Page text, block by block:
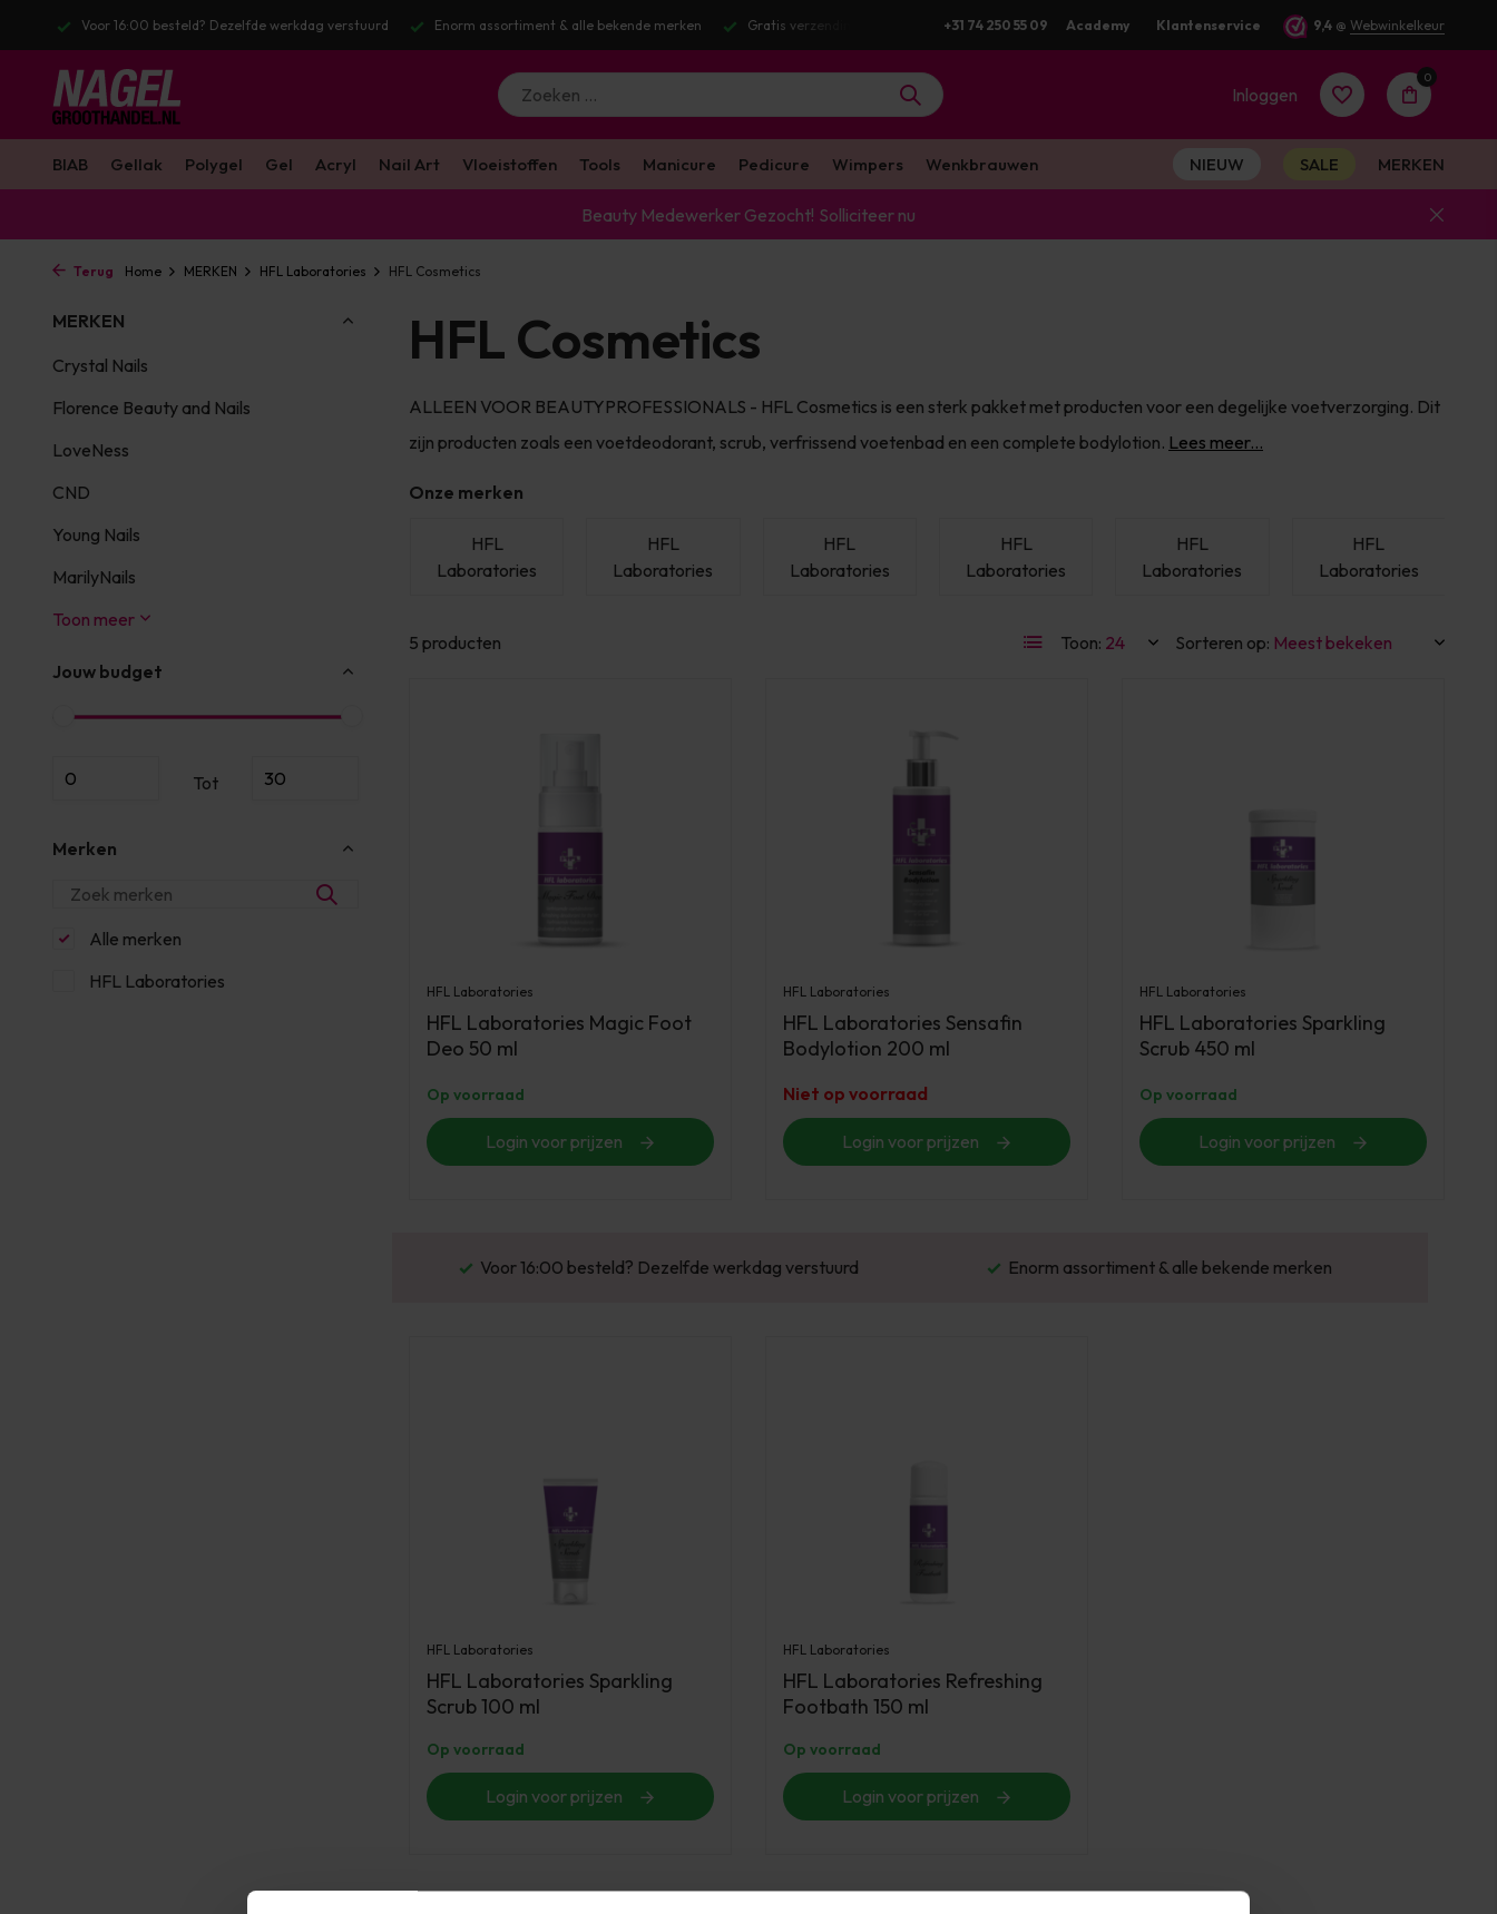
Enorm assortiment & alle bekende merken Gratis verzending v.a. €100 excl. BTW Voor 16:00 besteld? Dezelfde werkdag verstuurd+31 74 250 55 09 Academy Klantenservice 9,4 @ Webwinkelkeur
Inloggen
aanmaken
0
BIAB Gellak Polygel Gel Acryl Nail Art Vloeistoffen Tools Manicure Pedicure Wimpers Wenkbrauwen NIEUW SALE MERKEN
Beauty Medewerker Gezocht! Solliciteer nu
Terug Home MERKEN HFL Laboratories HFL Cosmetics
MERKEN
Crystal Nails
Florence Beauty and Nails
LoveNess
CND
Young Nails
MarilyNails
Toon meer
Jouw budget
Tot
Merken
Alle merken
HFL Laboratories
HFL Cosmetics
ALLEEN VOOR BEAUTYPROFESSIONALS - HFL Cosmetics is een sterk pakket met producten voor een degelijke voetverzorging. Dit
zijn producten zoals een voetdeodorant, scrub, verfrissend voetenbad en een complete bodylotion. Lees meer...
Onze merken
HFL
Laboratories
HFL
Laboratories
HFL
Laboratories
HFL
Laboratories
HFL
Laboratories
HFL
Laboratories
HFL
Laboratories
5 producten Toon: Sorteren op:
HFL Laboratories
HFL Laboratories Magic Foot
Deo 50 ml
Op voorraad
Login voor prijzen
HFL Laboratories
HFL Laboratories Sensafin
Bodylotion 200 ml
Niet op voorraad
Login voor prijzen
HFL Laboratories
HFL Laboratories Sparkling
Scrub 450 ml
Op voorraad
Login voor prijzen
Enorm assortiment & alle bekende merken Gratis verzending v.a. €100 excl. BTW
HFL Laboratories
HFL Laboratories Sparkling
Scrub 100 ml
Op voorraad
Login voor prijzen
HFL Laboratories
HFL Laboratories Refreshing
Footbath 150 ml
Op voorraad
Login voor prijzen